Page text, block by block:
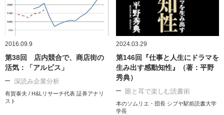
2016.09.9
第38回 店内競合で、商店街の
活気：「アルビス」
深読み企業分析
有賀泰夫 / H&Lリサーチ代表 証券アナリ
スト
2024.03.29
第146回『仕事と人生にドラマを
生み出す感動知性』（著：平野
秀典）
眼と耳で楽しむ読書術
本のソムリエ・団長 シブヤ駅前読書大学
学長